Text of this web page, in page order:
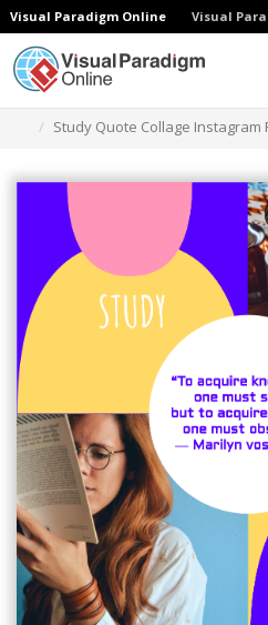
Visual Paradigm Online Visual
Study Quote Collage Instagram